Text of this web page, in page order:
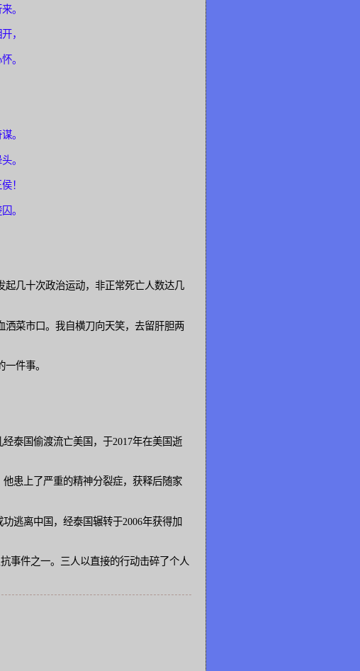
。
，
。
。
。
！
。
起几十次政治运动，非正常死亡人数达几
菜市口。我自横刀向天笑，去留肝胆两
件事。
泰国偷渡流亡美国，于2017年在美国逝
患上了严重的精神分裂症，获释后随家
逃离中国，经泰国辗转于2006年获得加
事件之一。三人以直接的行动击碎了个人